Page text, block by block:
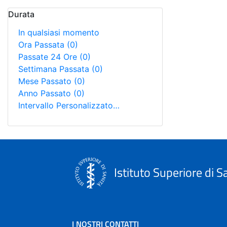
Durata
In qualsiasi momento
Ora Passata (0)
Passate 24 Ore (0)
Settimana Passata (0)
Mese Passato (0)
Anno Passato (0)
Intervallo Personalizzato…
Istituto Superiore di
I NOSTRI CONTATTI